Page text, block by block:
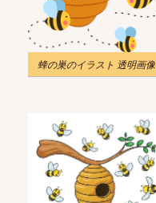
蜂の巣のイラスト 透明画像